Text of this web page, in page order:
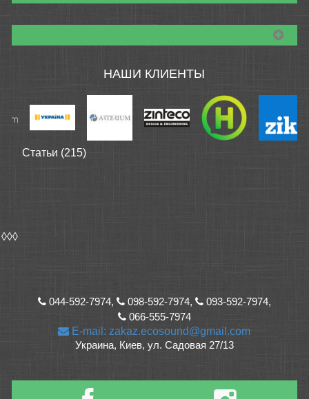
НАШИ КЛИЕНТЫ
Статьи (215)
◊◊◊
044-592-7974, 098-592-7974,
093-592-7974,
066-555-7974
E-mail: zakaz.ecosound@gmail.com
Украина, Киев, ул. Садовая 27/13